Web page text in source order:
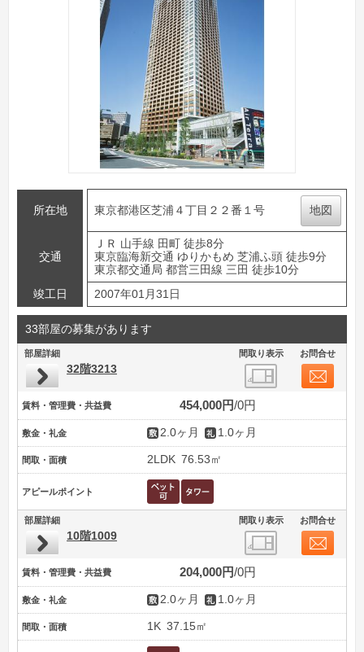
所在地 東京都港区芝浦４丁目２２番１号 地図
交通
ＪＲ 山手線 田町 徒歩8分
東京臨海新交通 ゆりかもめ 芝浦ふ頭 徒歩9分
東京都交通局 都営三田線 三田 徒歩10分
竣工日
2007年01月31日
33部屋の募集があります
部屋詳細 間取り表示 お問合せ
32階3213
賃料・管理費・共益費 454,000円 0円
敷金・礼金 2.0ヶ月 1.0ヶ月
間取・面積 2LDK 76.53㎡
アピールポイント
部屋詳細 間取り表示 お問合せ
10階1009
賃料・管理費・共益費 204,000円 0円
敷金・礼金 2.0ヶ月 1.0ヶ月
間取・面積 1K 37.15㎡